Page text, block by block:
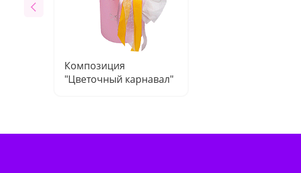
Композиция
"Цветочный карнавал"